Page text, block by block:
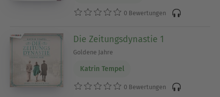
0 Bewertungen
Die Zeitungsdynastie 1
Goldene Jahre
Katrin Tempel
0 Bewertungen